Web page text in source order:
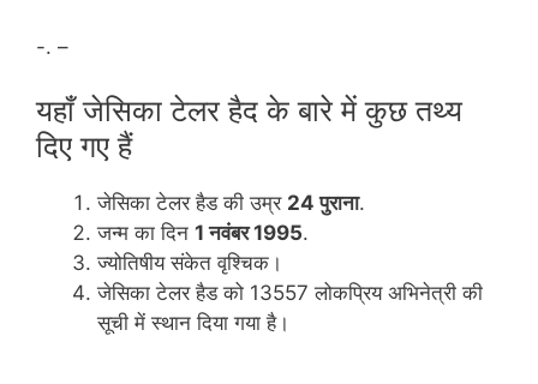
-. –
यहाँ जेसिका टेलर हैद के बारे में कुछ तथ्य
दिए गए हैं
जेसिका टेलर हैड की उम्र 24 पुराना.
जन्म का दिन 1 नवंबर 1995.
ज्योतिषीय संकेत वृश्चिक।
जेसिका टेलर हैड को 13557 लोकप्रिय अभिनेत्री की
सूची में स्थान दिया गया है।